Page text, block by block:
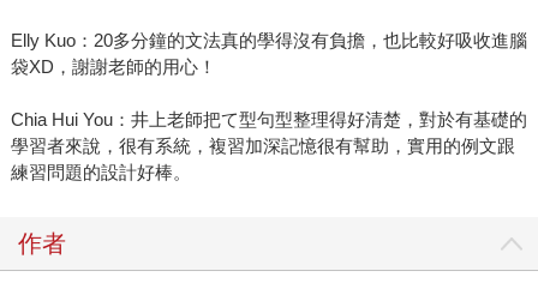
Elly Kuo：20多分鐘的文法真的學得沒有負擔，也比較好吸收進腦
袋XD，謝謝老師的用心！
Chia Hui You：井上老師把て型句型整理得好清楚，對於有基礎的
學習者來說，很有系統，複習加深記憶很有幫助，實用的例文跟
練習問題的設計好棒。
作者